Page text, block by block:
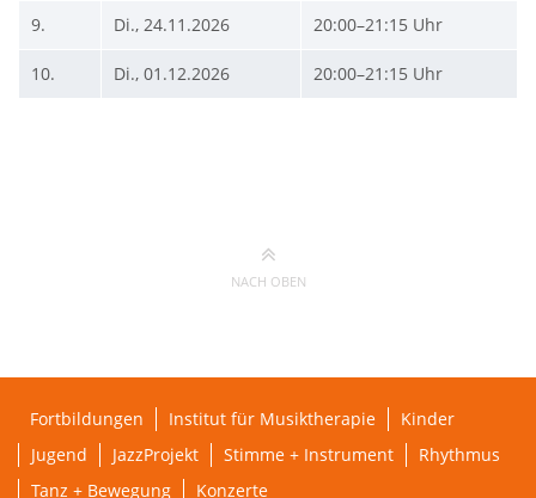
9. Di., 24.11.2026 20:00–21:15 Uhr
10. Di., 01.12.2026 20:00–21:15 Uhr
NACH OBEN
Fortbildungen Institut für Musiktherapie
Kinder
Jugend
JazzProjekt Stimme + Instrument
Rhythmus
Tanz + Bewegung
Konzerte